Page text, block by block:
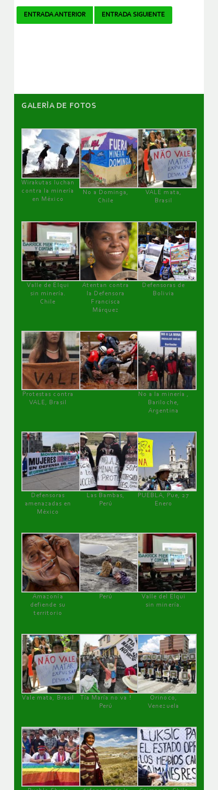
Navegador
ENTRADA ANTERIOR ENTRADA SIGUIENTE
GALERÌA DE FOTOS
Wirakutas luchan
contra la minería
en México
No a Dominga,
Chile
VALE mata,
Brasil
Valle de Elqui
sin minería.
Chile
Atentan contra
la Defensora
Francisca
Márquez
Defensoras de
Bolivia
Protestas contra
VALE, Brasil
No a la minería ,
Bariloche,
Argentina
Defensoras
amenazadas en
México
Las Bambas,
Perú
PUEBLA, Pue, 27
Enero
Amazonía
defiende su
territorio
Perú
Valle del Elqui
sin minería.
Vale mata, Brasil
Tía María no va !
Perú
Orinoco,
Venezuela